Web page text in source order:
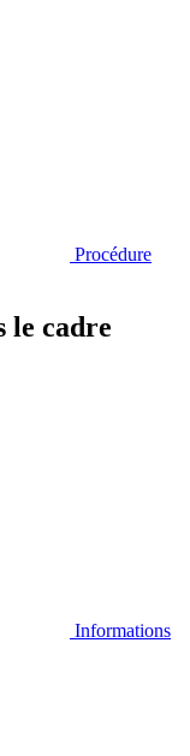
Procédure
le cadre
Informations